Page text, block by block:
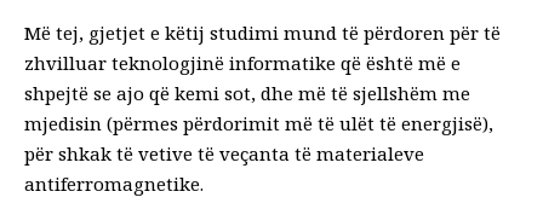
Më tej, gjetjet e këtij studimi mund të përdoren për të
zhvilluar teknologjinë informatike që është më e
shpejtë se ajo që kemi sot, dhe më të sjellshëm me
mjedisin (përmes përdorimit më të ulët të energjisë),
për shkak të vetive të veçanta të materialeve
antiferromagnetike.